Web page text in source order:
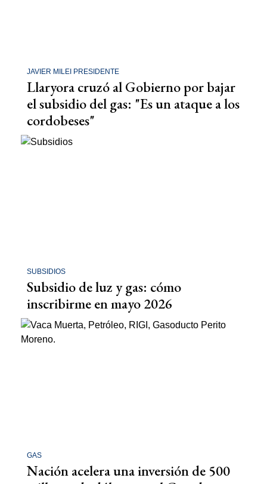
JAVIER MILEI PRESIDENTE
Llaryora cruzó al Gobierno por bajar
el subsidio del gas: "Es un ataque a los
cordobeses"
SUBSIDIOS
Subsidio de luz y gas: cómo
inscribirme en mayo 2026
GAS
Nación acelera una inversión de 500